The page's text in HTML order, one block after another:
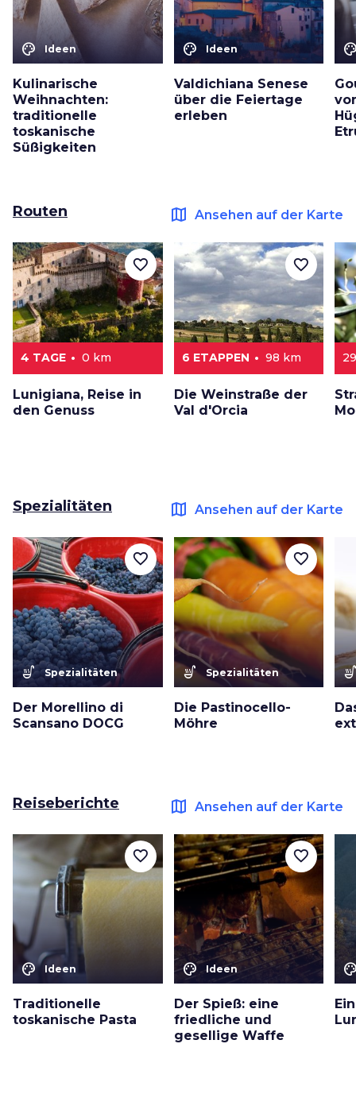
color_lens Ideen
Kulinarische
Weihnachten:
traditionelle
toskanische
Süßigkeiten
color_lens Ideen
Valdichiana Senese
über die Feiertage
erleben
Routen map Ansehen auf der Karte
4 TAGE 0 km
Lunigiana, Reise in
den Genuss
favorite_border
6 ETAPPEN 98 km
Die Weinstraße der
Val d'Orcia
favorite_border
Spezialitäten map Ansehen auf der Karte
soup_kitchen Spezialitäten
Der Morellino di
Scansano DOCG
favorite_border
soup_kitchen Spezialitäten
Die Pastinocello-
Möhre
favorite_border
Reiseberichte map Ansehen auf der Karte
color_lens Ideen
Traditionelle
toskanische Pasta
favorite_border
color_lens Ideen
Der Spieß: eine
friedliche und
gesellige Waffe
favorite_border